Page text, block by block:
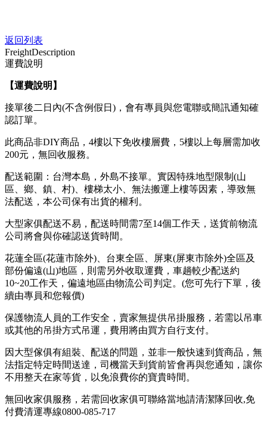
返回列表
FreightDescription
運費說明
【運費說明 】
接單後二日內(不含例假日)，會有專員與您電聯或簡訊通知確
認訂單。
此商品非DIY商品，4樓以下免收樓層費，5樓以上每層需加收
200元，無回收服務。
配送範圍：台灣本島，外島不接單。實因特殊地型限制(山
區、鄉、鎮、村)、樓梯太小、無法搬運上樓等因素，導致無
法配送，本公司保有出貨的權利。
大型家俱配送不易，配送時間需7至14個工作天，送貨前物流
公司將會與你確認送貨時間。
花蓮全區(花蓮市除外)、台東全區、屏東(屏東市除外)全區及
部份偏遠(山)地區，則需另外收取運費，車趟較少配送約
10~20工作天，偏遠地區由物流公司判定。(您可先行下單，後
續由專員和您報價)
保護物流人員的工作安全，賣家無提供吊掛服務，若需以吊車
或其他的吊掛方式吊運，費用將由買方自行支付。
因大型傢俱有組裝、配送的問題，並非一般快速到貨商品，無
法指定特定時間送達，司機當天到貨前皆會再與您通知，讓你
不用整天在家等貨，以免浪費你的寶貴時間。
無回收家俱服務，若需回收家俱可聯絡當地請清潔隊回收,免
付費清運專線0800-085-717